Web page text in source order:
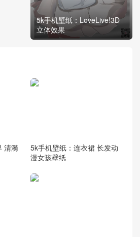
5k手机壁纸：LoveLive!3D
立体效果
清漪
5k手机壁纸：连衣裙 长发动
漫女孩壁纸